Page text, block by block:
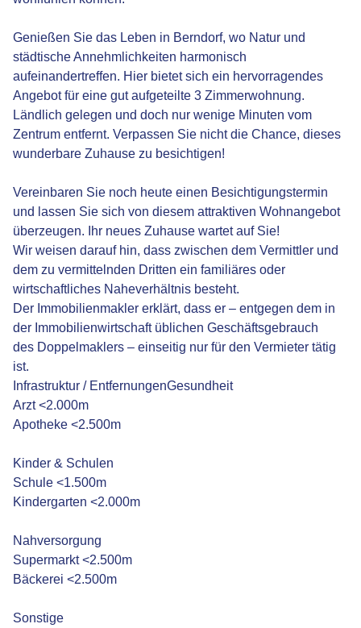
Genießen Sie das Leben in Berndorf, wo Natur und
städtische Annehmlichkeiten harmonisch
aufeinandertreffen. Hier bietet sich ein hervorragendes
Angebot für eine gut aufgeteilte 3 Zimmerwohnung.
Ländlich gelegen und doch nur wenige Minuten vom
Zentrum entfernt. Verpassen Sie nicht die Chance, dieses
wunderbare Zuhause zu besichtigen!
Vereinbaren Sie noch heute einen Besichtigungstermin
und lassen Sie sich von diesem attraktiven Wohnangebot
überzeugen. Ihr neues Zuhause wartet auf Sie!
Wir weisen darauf hin, dass zwischen dem Vermittler und
dem zu vermittelnden Dritten ein familiäres oder
wirtschaftliches Naheverhältnis besteht.
Der Immobilienmakler erklärt, dass er – entgegen dem in
der Immobilienwirtschaft üblichen Geschäftsgebrauch
des Doppelmaklers – einseitig nur für den Vermieter tätig
ist.
Infrastruktur / EntfernungenGesundheit
Arzt <2.000m
Apotheke <2.500m
Kinder & Schulen
Schule <1.500m
Kindergarten <2.000m
Nahversorgung
Supermarkt <2.500m
Bäckerei <2.500m
Sonstige